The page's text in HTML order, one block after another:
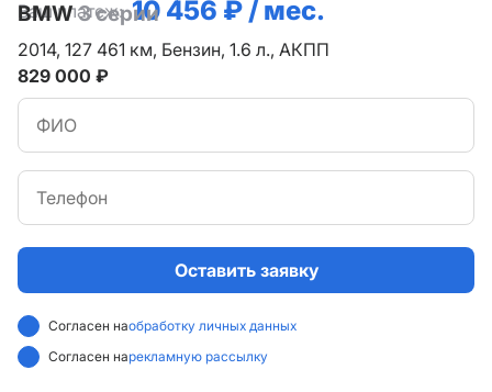
Ваш платеж: 10 456 ₽ / мес.
Оставить заявку
Согласен наобработку личных данных
Согласен нарекламную рассылку
BMW3 серии
2014, 127 461 км, Бензин, 1.6 л., АКПП
829 000 ₽